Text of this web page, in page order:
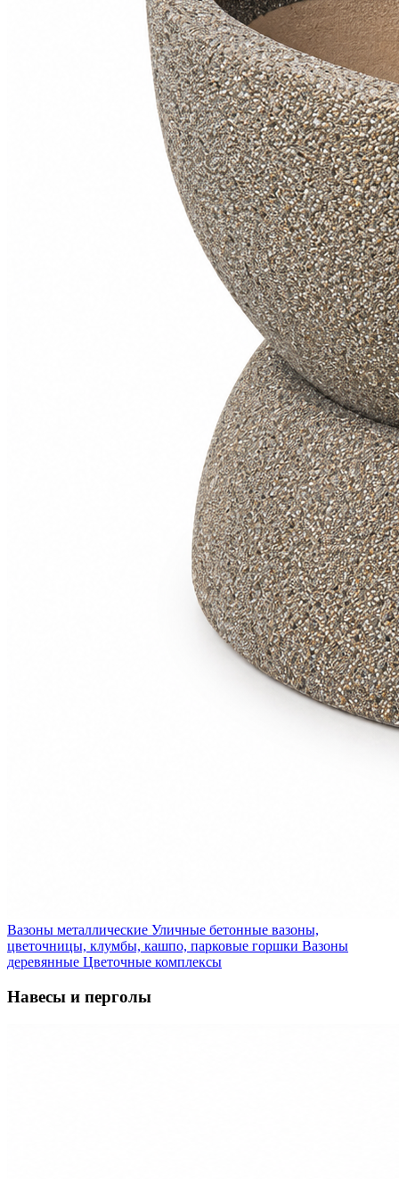
Вазоны металлические Уличные бетонные вазоны,
цветочницы, клумбы, кашпо, парковые горшки Вазоны
деревянные Цветочные комплексы
Навесы и перголы